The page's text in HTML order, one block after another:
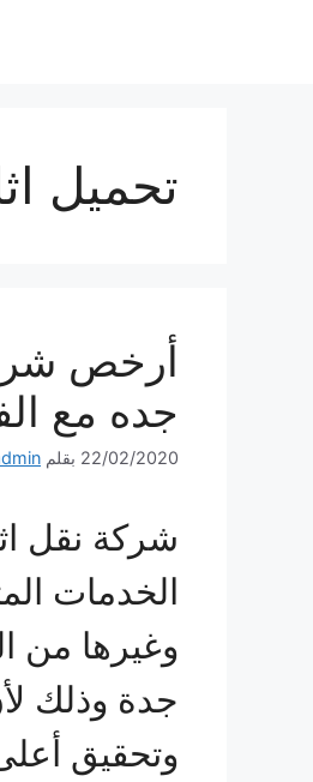
تحميل
أرخص
جده مع
22/02/2020 بقلم
شركة نقل
الخدمات
وغيرها من
جدة وذلك
وتحقيق